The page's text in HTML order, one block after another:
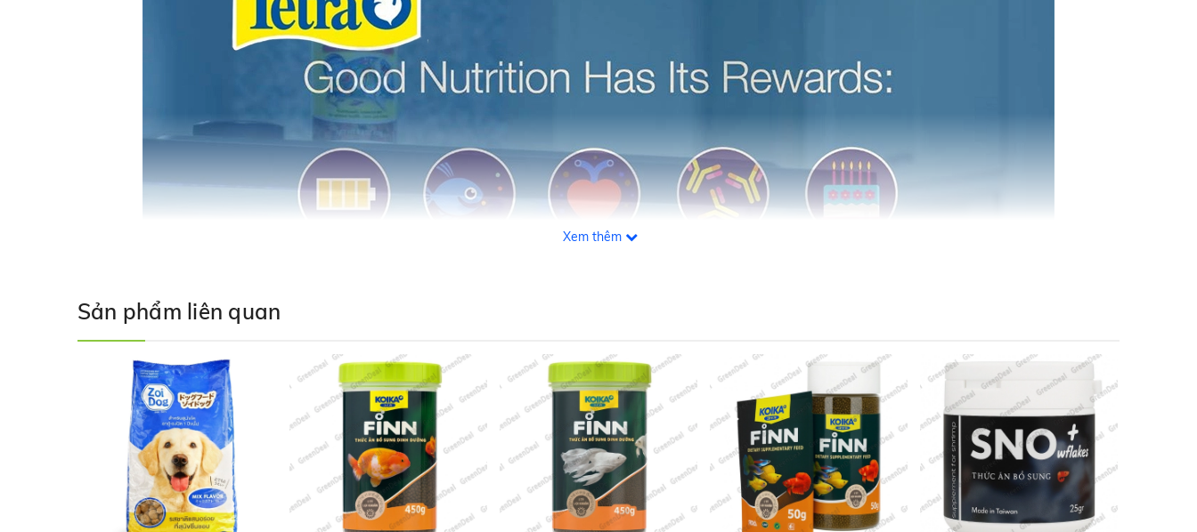
TETRA - Tetra Pro Tropical Color Crisps được sản xuất bằng công nghệ sấy ở nhiệt độ thấp giúp giữ nguyên giá trị dinh dưỡng, đồng thời được bổ sung tăng cường Biotin (Một
loại Vitamin nhóm B, đóng vai trò quan trọng với các Enzyme trong cơ thể) để hỗ trợ hệ thống miễn dịch cho các loài cá cảnh.
Xem thêm
Sản phẩm liên quan